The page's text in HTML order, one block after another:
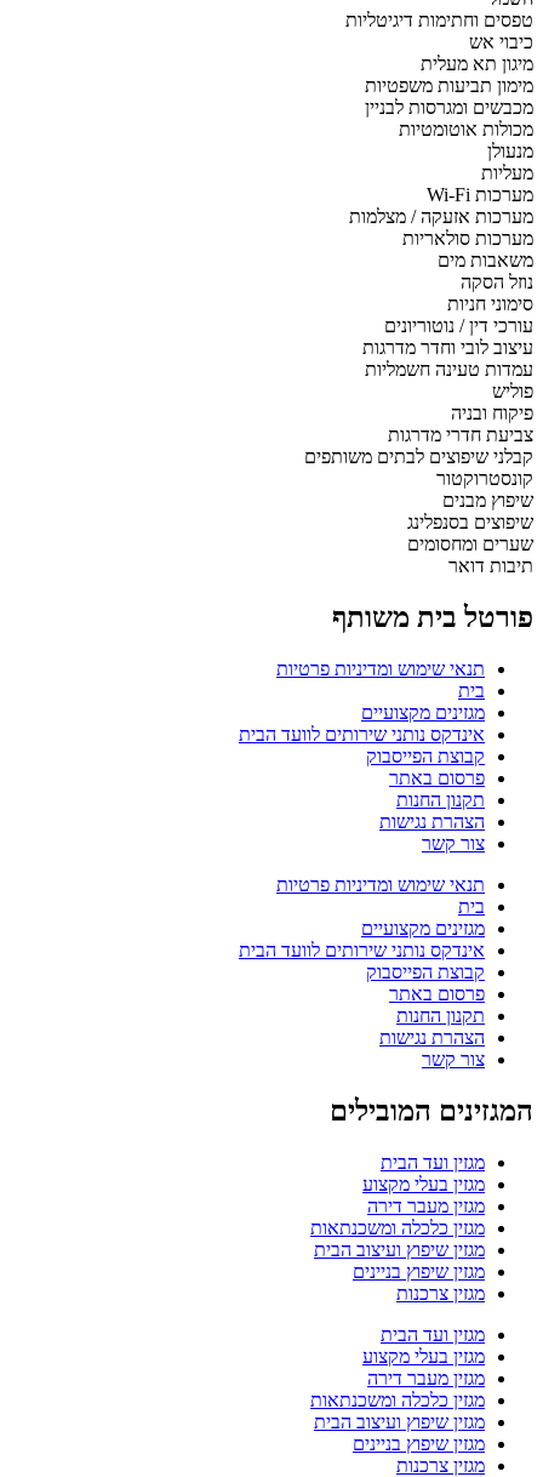
טפסים וחתימות דיגיטליות
כיבוי אש
מיגון תא מעלית
מימון תביעות משפטיות
מכבשים ומגרסות לבניין
מכולות אוטומטיות
מנעולן
מעליות
מערכות Wi-Fi
מערכות אזעקה / מצלמות
מערכות סולאריות
משאבות מים
נוזל הסקה
סימוני חניות
עורכי דין / נוטוריונים
עיצוב לובי וחדר מדרגות
עמדות טעינה חשמליות
פוליש
פיקוח ובניה
צביעת חדרי מדרגות
קבלני שיפוצים לבתים משותפים
קונסטרוקטור
שיפוץ מבנים
שיפוצים בסנפלינג
שערים ומחסומים
תיבות דואר
פורטל בית משותף
תנאי שימוש ומדיניות פרטיות
בית
מגזינים מקצועיים
אינדקס נותני שירותים לוועד הבית
קבוצת הפייסבוק
פרסום באתר
תקנון החנות
הצהרת נגישות
צור קשר
תנאי שימוש ומדיניות פרטיות
בית
מגזינים מקצועיים
אינדקס נותני שירותים לוועד הבית
קבוצת הפייסבוק
פרסום באתר
תקנון החנות
הצהרת נגישות
צור קשר
המגזינים המובילים
מגזין ועד הבית
מגזין בעלי מקצוע
מגזין מעבר דירה
מגזין כלכלה ומשכנתאות
מגזין שיפוץ ועיצוב הבית
מגזין שיפוץ בניינים
מגזין צרכנות
מגזין ועד הבית
מגזין בעלי מקצוע
מגזין מעבר דירה
מגזין כלכלה ומשכנתאות
מגזין שיפוץ ועיצוב הבית
מגזין שיפוץ בניינים
מגזין צרכנות